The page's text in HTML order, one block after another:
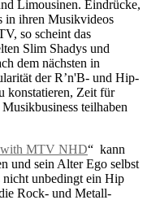
Limousinen. Eindrücke,
in ihren Musikvideos
so scheint das
Slim Shadys und
dem nächsten in
der R’n'B- und Hip-
konstatieren, Zeit für
teilhaben
with MTV NHD“ kann
und sein Alter Ego selbst
nicht unbedingt ein Hip
Rock- und Metall-